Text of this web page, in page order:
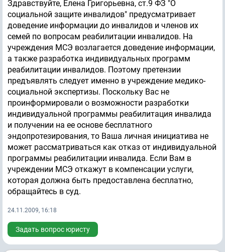
Здравствуйте, Елена Григорьевна, ст.9 ФЗ "О
социальной защите инвалидов" предусматривает
доведение информации до инвалидов и членов их
семей по вопросам реабилитации инвалидов. На
учреждения МСЭ возлагается доведение информации,
а также разработка индивидуальных программ
реабилитации инвалидов. Поэтому претензии
предъявлять следует именно в учреждение медико-
социальной экспертизы. Поскольку Вас не
проинформировали о возможности разработки
индивидуальной программы реабилитация инвалида
и получении на ее основе бесплатного
эндопротезирования, то Ваша личная инициатива не
может рассматриваться как отказ от индивидуальной
программы реабилитации инвалида. Если Вам в
учреждении МСЭ откажут в компенсации услуги,
которая должна быть предоставлена бесплатно,
обращайтесь в суд.
24.11.2009, 16:18
Задать вопрос юристу